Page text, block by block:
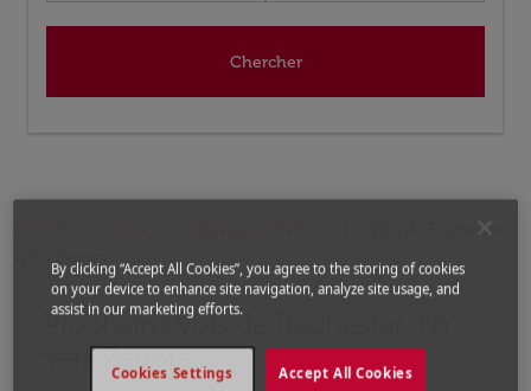
Chercher
Vols de Rochester,
NY a Zagora
Prochains Vols de Rochester, NY
vers Zagora
Aucun tarif trouvé pour les options populaires
By clicking “Accept All Cookies”, you agree to the storing of cookies
on your device to enhance site navigation, analyze site usage, and
assist in our marketing efforts.
Accept All Cookies
Cookies Settings